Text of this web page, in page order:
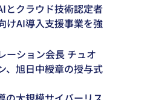
とクラウド技術認定者
けAI導入支援事業を強
ーション会長 チュオ
、旭日中綬章の授与式